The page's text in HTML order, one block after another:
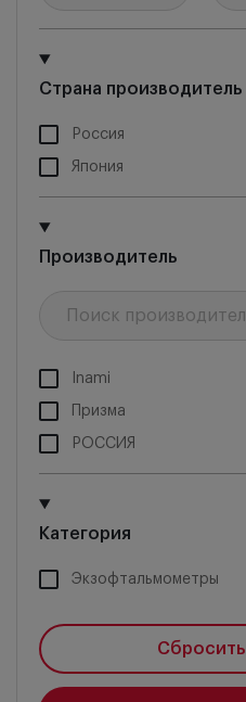
Страна производитель
Россия
Япония
Производитель
Inami
Призма
РОССИЯ
Категория
Экзофтальмометры
Сбросить